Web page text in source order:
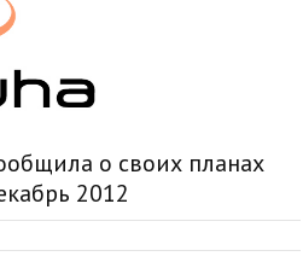
о своих планах
2012